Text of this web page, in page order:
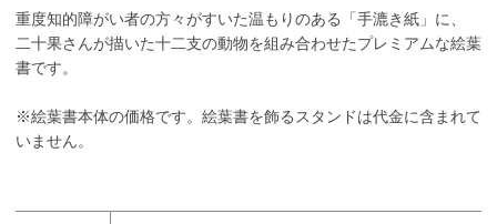
重度知的障がい者の方々がすいた温もりのある「手漉き紙」に、
二十果さんが描いた十二支の動物を組み合わせたプレミアムな絵葉
書です。
※絵葉書本体の価格です。絵葉書を飾るスタンドは代金に含まれて
いません。